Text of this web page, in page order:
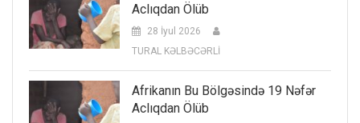
Aclıqdan Ölüb
28 İyul 2026
TURAL KƏLBƏCƏRLİ
Afrikanın Bu Bölgəsində 19 Nəfər
Aclıqdan Ölüb